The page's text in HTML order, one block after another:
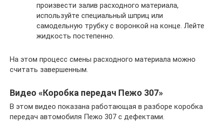
произвести залив расходного материала,
используйте специальный шприц или
самодельную трубку с воронкой на конце. Лейте
жидкость постепенно.
На этом процесс смены расходного материала можно
считать завершенным.
Видео «Коробка передач Пежо 307»
В этом видео показана работающая в разборе коробка
передач автомобиля Пежо 307 с дефектами.